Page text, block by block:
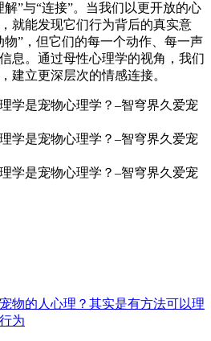
”与“连接”。当我们以更开放的心
就能发现它们行为背后的真实意
物”，但它们的每一个动作、每一声
息。通过母性心理学的视角，我们
建立更深层次的情感连接。